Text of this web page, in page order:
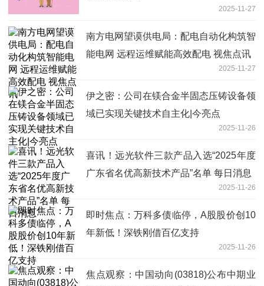
2025-11-27
南方电网望谟供电局：配电自动化构筑智
能电网 远程运维赋能高效配电 视焦点讯
2025-11-27
伊之密：公司在镁合金半固态压铸设备领
域已实现关键技术自主化|今亮点
2025-11-26
喜讯！远光软件三款产品入选“2025年度
广东省名优高新技术产品”名单 每日消息
2025-11-26
即时焦点：万科多债临停，A股股价创10
年新低！深铁刚借百亿支持
2025-11-26
焦点观察：中国动向(03818)公布中期业